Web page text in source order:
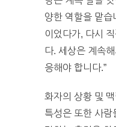
양한 역할을 맡습
이었다가, 다시
다. 세상은 계속
응해야 합니다.”
화자의 상황 및
특성은 또한 사람